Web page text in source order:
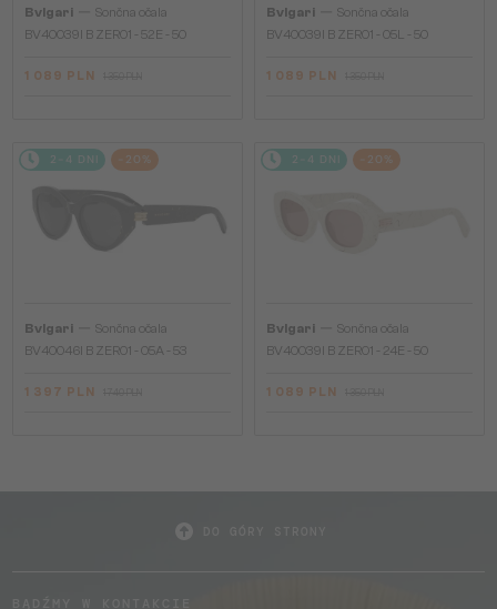
Bvlgari
Sončna očala
BV40039I B ZERO1 - 52E - 50
1 089 PLN
Bvlgari
Sončna očala
BV40039I B ZERO1 - 05L - 50
1 089 PLN
2-4 DNI -20%
Bvlgari
Sončna očala
BV40046I B ZERO1 - 05A - 53
1 397 PLN
2-4 DNI -20%
Bvlgari
Sončna očala
BV40039I B ZERO1 - 24E - 50
1 089 PLN